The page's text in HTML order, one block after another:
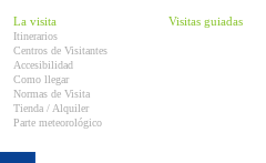
La visita
Itinerarios
Centros de Visitantes
Accesibilidad
Como llegar
Normas de Visita
Tienda / Alquiler
Parte meteorológico
Visitas guiadas